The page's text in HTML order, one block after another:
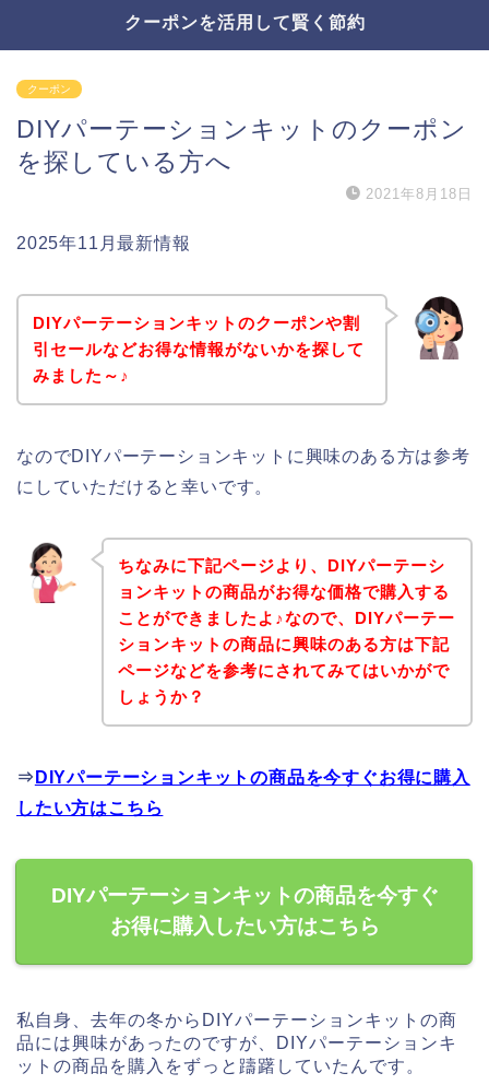
クーポンを活用して賢く節約
クーポン
DIYパーテーションキットのクーポン
を探している方へ
2021年8月18日
2025年11月最新情報
DIYパーテーションキットのクーポンや割
引セールなどお得な情報がないかを探して
みました～♪
なのでDIYパーテーションキットに興味のある方は参考
にしていただけると幸いです。
ちなみに下記ページより、DIYパーテーシ
ョンキットの商品がお得な価格で購入する
ことができましたよ♪なので、DIYパーテー
ションキットの商品に興味のある方は下記
ページなどを参考にされてみてはいかがで
しょうか？
⇒ DIYパーテーションキットの商品を今すぐお得に購入
したい方はこちら
DIYパーテーションキットの商品を今すぐ
お得に購入したい方はこちら
私自身、去年の冬からDIYパーテーションキットの商
品には興味があったのですが、DIYパーテーションキ
ットの商品を購入をずっと躊躇していたんです。